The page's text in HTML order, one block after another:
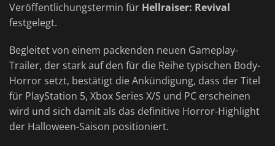
Veröffentlichungstermin für Hellraiser: Revival
festgelegt.
Begleitet von einem packenden neuen Gameplay-
Trailer, der stark auf den für die Reihe typischen Body-
Horror setzt, bestätigt die Ankündigung, dass der Titel
für PlayStation 5, Xbox Series X/S und PC erscheinen
wird und sich damit als das definitive Horror-Highlight
der Halloween-Saison positioniert.